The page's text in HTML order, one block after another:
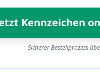
Kennzeichen
Sicherer Bestellprozess